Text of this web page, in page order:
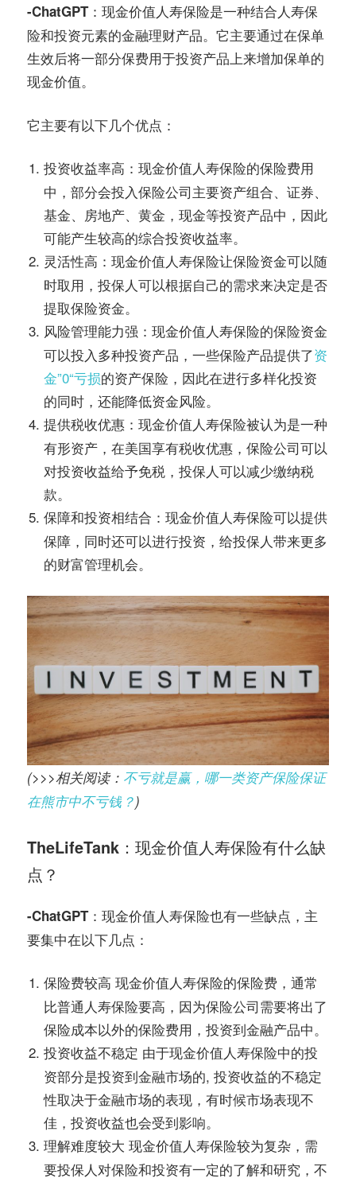
-ChatGPT： 现金价值人寿保险是一种结合人寿保
险和投资元素的金融理财产品。它主要通过在保单
生效后将一部分保费用于投资产品上来增加保单的
现金价值。
它主要有以下几个优点：
投资收益率高：现金价值人寿保险的保险费用
中，部分会投入保险公司主要资产组合、证券、
基金、房地产、黄金，现金等投资产品中，因此
可能产生较高的综合投资收益率。
灵活性高：现金价值人寿保险让保险资金可以随
时取用，投保人可以根据自己的需求来决定是否
提取保险资金。
风险管理能力强：现金价值人寿保险的保险资金
可以投入多种投资产品，一些保险产品提供了资
金”0“亏损的资产保险，因此在进行多样化投资
的同时，还能降低资金风险。
提供税收优惠：现金价值人寿保险被认为是一种
有形资产，在美国享有税收优惠，保险公司可以
对投资收益给予免税，投保人可以减少缴纳税
款。
保障和投资相结合：现金价值人寿保险可以提供
保障，同时还可以进行投资，给投保人带来更多
的财富管理机会。
(>>>相关阅读： 不亏就是赢，哪一类资产保险保证
在熊市中不亏钱？)
TheLifeTank：现金价值人寿保险有什么缺
点？
-ChatGPT： 现金价值人寿保险也有一些缺点，主
要集中在以下几点：
保险费较高 现金价值人寿保险的保险费，通常
比普通人寿保险要高，因为保险公司需要将出了
保险成本以外的保险费用，投资到金融产品中。
投资收益不稳定 由于现金价值人寿保险中的投
资部分是投资到金融市场的, 投资收益的不稳定
性取决于金融市场的表现，有时候市场表现不
佳，投资收益也会受到影响。
理解难度较大 现金价值人寿保险较为复杂，需
要投保人对保险和投资有一定的了解和研究，不